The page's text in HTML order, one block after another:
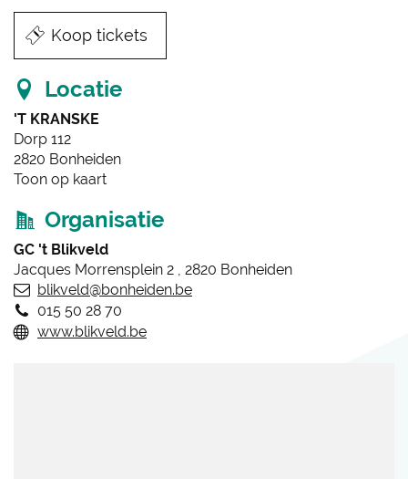
R
e
s
e
r
v
e
e
r
Koop tickets
Locatie
'T KRANSKE
Dorp 112
2820 Bonheiden
Toon op kaart
Organisatie
GC 't Blikveld
Jacques Morrensplein 2 , 2820 Bonheiden
E-
mail
blikveld@bonheiden.be
Tel.
015 50 28 70
www.blikveld.be